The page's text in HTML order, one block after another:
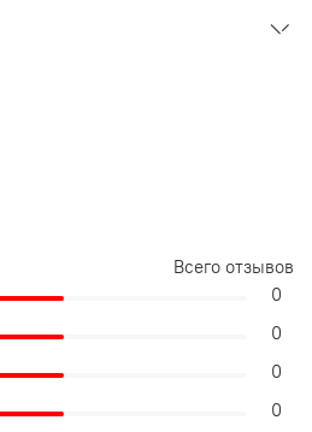
Всего отзывов
0
0
0
0